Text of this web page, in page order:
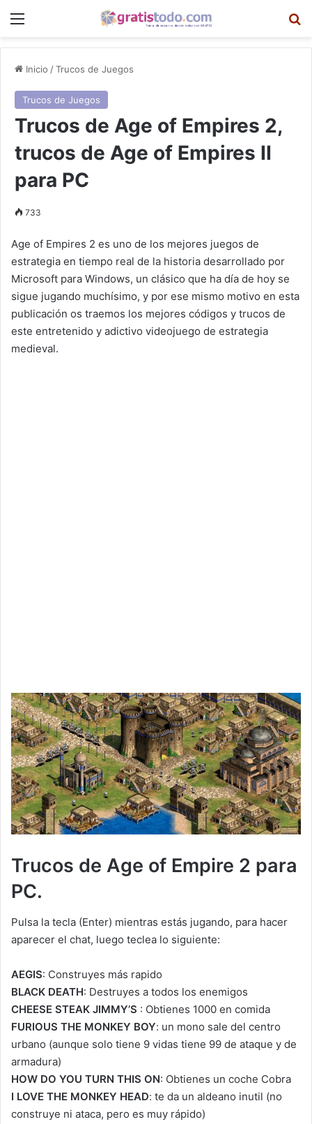
Menú
Inicio /Trucos de Juegos
Trucos de Juegos
Trucos de Age of Empires 2,
trucos de Age of Empires II
para PC
733
Age of Empires 2 es uno de los mejores juegos de
estrategia en tiempo real de la historia desarrollado por
Microsoft para Windows, un clásico que ha día de hoy se
sigue jugando muchísimo, y por ese mismo motivo en esta
publicación os traemos los mejores códigos y trucos de
este entretenido y adictivo videojuego de estrategia
medieval.
Trucos de Age of Empire 2 para
PC.
Pulsa la tecla (Enter) mientras estás jugando, para hacer
aparecer el chat, luego teclea lo siguiente:
AEGIS: Construyes más rapido
BLACK DEATH: Destruyes a todos los enemigos
CHEESE STEAK JIMMY’S : Obtienes 1000 en comida
FURIOUS THE MONKEY BOY: un mono sale del centro
urbano (aunque solo tiene 9 vidas tiene 99 de ataque y de
armadura)
HOW DO YOU TURN THIS ON: Obtienes un coche Cobra
I LOVE THE MONKEY HEAD: te da un aldeano inutil (no
construye ni ataca, pero es muy rápido)